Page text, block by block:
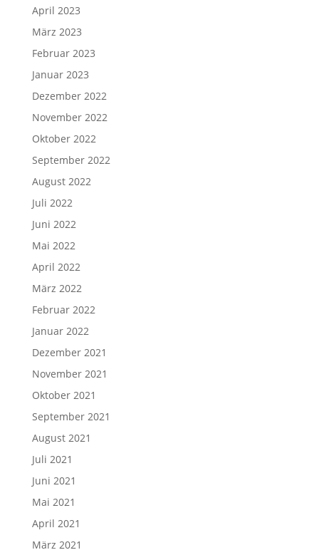
April 2023
März 2023
Februar 2023
Januar 2023
Dezember 2022
November 2022
Oktober 2022
September 2022
August 2022
Juli 2022
Juni 2022
Mai 2022
April 2022
März 2022
Februar 2022
Januar 2022
Dezember 2021
November 2021
Oktober 2021
September 2021
August 2021
Juli 2021
Juni 2021
Mai 2021
April 2021
März 2021